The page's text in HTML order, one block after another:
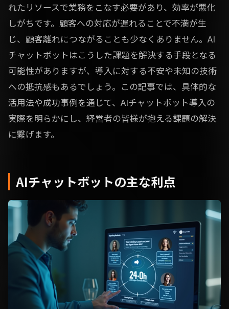
れたリソースで業務をこなす必要があり、効率が悪化
しがちです。顧客への対応が遅れることで不満が生
じ、顧客離れにつながることも少なくありません。AI
チャットボットはこうした課題を解決する手段となる
可能性がありますが、導入に対する不安や未知の技術
への抵抗感もあるでしょう。この記事では、具体的な
活用法や成功事例を通じて、AIチャットボット導入の
実際を明らかにし、経営者の皆様が抱える課題の解決
に繋げます。
AIチャットボットの主な利点